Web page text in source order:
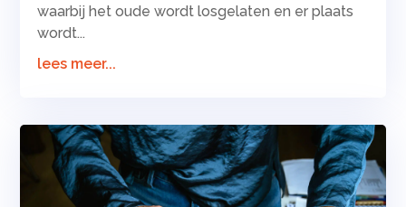
waarbij het oude wordt losgelaten en er plaats
wordt...
lees meer...